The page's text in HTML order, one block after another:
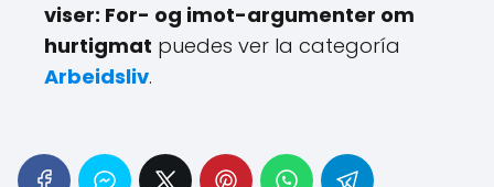
viser: For- og imot-argumenter om
hurtigmat puedes ver la categoría
Arbeidsliv.